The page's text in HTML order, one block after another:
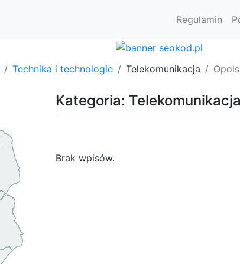
Regulamin
Technika i technologie Telekomunikacja
Kategoria: Telekomunikacja
Brak wpisów.